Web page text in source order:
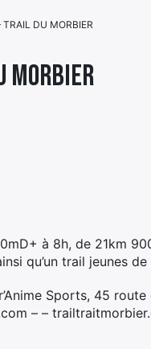
DU MORBIER
à 8h, de 21km
qu’un trail jeunes
Sports, 45
– –